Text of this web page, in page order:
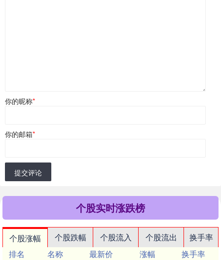
你的昵称*
你的邮箱*
提交评论
个股实时涨跌榜
个股涨幅 个股跌幅 个股流入 个股流出
换手率
排名
名称 最新价 涨幅
换手率